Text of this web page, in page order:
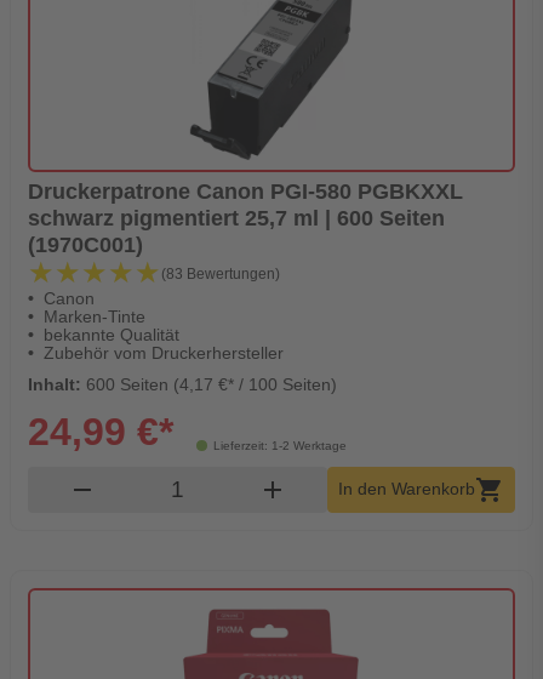
Druckerpatrone Canon PGI-580 PGBKXXL
schwarz pigmentiert 25,7 ml | 600 Seiten
(1970C001)
★★★★★
★★★★★ (83 Bewertungen)
Canon
Marken-Tinte
bekannte Qualität
Zubehör vom Druckerhersteller
Inhalt: 600 Seiten (4,17 €* / 100 Seiten)
Lieferzeit: 1-2 Werktage
24,99 €*
remove Produkt Warenkorb Menge
add In den Warenkorbshopping_cart